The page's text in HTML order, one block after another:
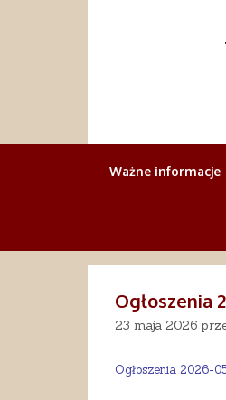
Ważne informacje
Ogłoszenia
23 maja 2026
Ogłoszenia 2026-